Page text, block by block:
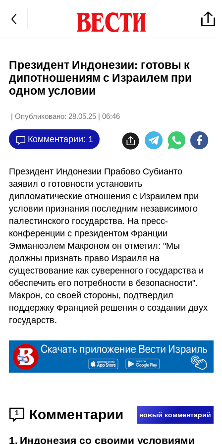
Президент Индонезии: готовы к
дипотношениям с Израилем при
одном условии
| Опубликовано: 28.05.25 | 06:46
Комментарии: 1
Президент Индонезии Прабово Субианто
заявил о готовности установить
дипломатические отношения с Израилем при
условии признания последним независимого
палестинского государства. На пресс-
конференции с президентом Франции
Эмманюэлем Макроном он отметил: "Мы
должны признать право Израиля на
существование как суверенного государства и
обеспечить его потребности в безопасности".
Макрон, со своей стороны, подтвердил
поддержку Францией решения о создании двух
государств.
1 Комментарии новый комментарий
1. Индонезия со своими условиями